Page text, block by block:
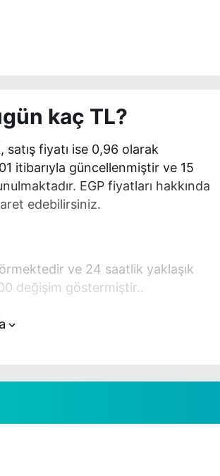
kaç TL?
satış fiyatı ise 0,96 olarak
itibarıyla güncellenmiştir ve 15
EGP fiyatları hakkında
edebilirsiniz.
ve 24 saatlik yaklaşık
değişim göstermiştir..
yer alan çevirici aracını